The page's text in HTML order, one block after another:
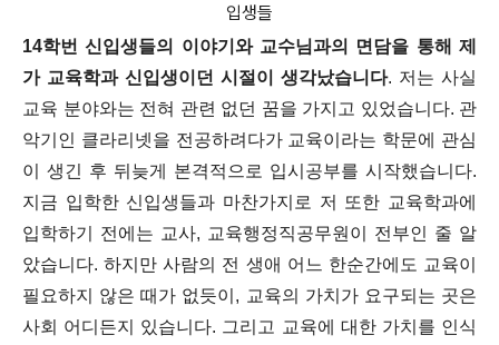
입생들
14학번 신입생들의 이야기와 교수님과의 면담을 통해 제
가 교육학과 신입생이던 시절이 생각났습니다. 저는 사실
교육 분야와는 전혀 관련 없던 꿈을 가지고 있었습니다. 관
악기인 클라리넷을 전공하려다가 교육이라는 학문에 관심
이 생긴 후 뒤늦게 본격적으로 입시공부를 시작했습니다.
지금 입학한 신입생들과 마찬가지로 저 또한 교육학과에
입학하기 전에는 교사, 교육행정직공무원이 전부인 줄 알
았습니다. 하지만 사람의 전 생애 어느 한순간에도 교육이
필요하지 않은 때가 없듯이, 교육의 가치가 요구되는 곳은
사회 어디든지 있습니다. 그리고 교육에 대한 가치를 인식